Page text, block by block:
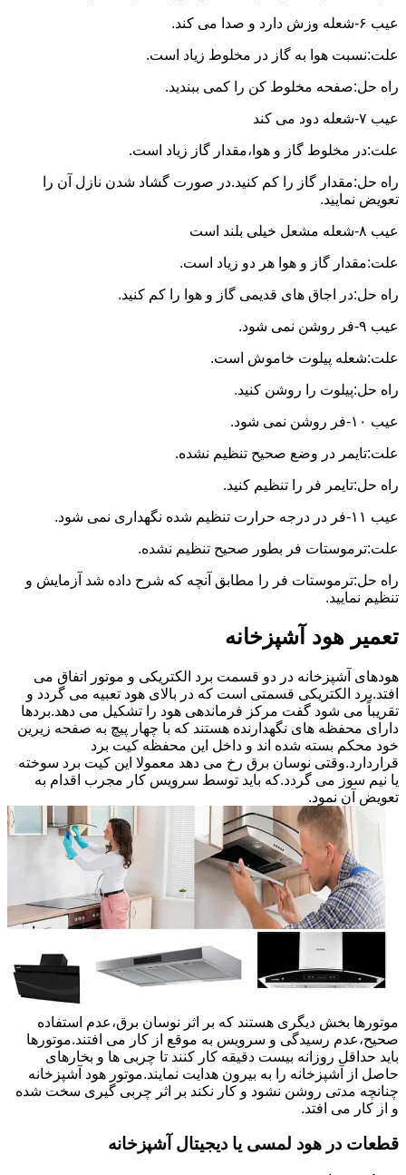
عیب ۶-شعله وزش دارد و صدا می کند.
علت:نسبت هوا به گاز در مخلوط زیاد است.
راه حل:صفحه مخلوط کن را کمی ببندید.
عیب ۷-شعله دود می کند
علت:در مخلوط گاز و هوا،مقدار گاز زیاد است.
راه حل:مقدار گاز را کم کنید.در صورت گشاد شدن نازل آن را
تعویض نمایید.
عیب ۸-شعله مشعل خیلی بلند است
علت:مقدار گاز و هوا هر دو زیاد است.
راه حل:در اجاق های قدیمی گاز و هوا را کم کنید.
عیب ۹-فر روشن نمی شود.
علت:شعله پیلوت خاموش است.
راه حل:پیلوت را روشن کنید.
عیب ۱۰-فر روشن نمی شود.
علت:تایمر در وضع صحیح تنظیم نشده.
راه حل:تایمر فر را تنظیم کنید.
عیب ۱۱-فر در درجه حرارت تنظیم شده نگهداری نمی شود.
علت:ترموستات فر بطور صحیح تنظیم نشده.
راه حل:ترموستات فر را مطابق آنچه که شرح داده شد آزمایش و
تنظیم نمایید.
تعمیر هود آشپزخانه
هودهای آشپزخانه در دو قسمت برد الکتریکی و موتور اتفاق می
افتد.برد الکتریکی قسمتی است که در بالای هود تعبیه می گردد و
تقریباً می شود گفت مرکز فرماندهی هود را تشکیل می دهد.بردها
دارای محفظه های نگهدارنده هستند که با چهار پیچ به صفحه زیرین
خود محکم بسته شده اند و داخل این محفظه کیت برد
قراردارد.وقتی نوسان برق رخ می دهد معمولا این کیت برد سوخته
یا نیم سوز می گردد.که باید توسط سرویس کار مجرب اقدام به
تعویض آن نمود.
موتورها بخش دیگری هستند که بر اثر نوسان برق،عدم استفاده
صحیح،عدم رسیدگی و سرویس به موقع از کار می افتند.موتورها
باید حداقل روزانه بیست دقیقه کار کنند تا چربی ها و بخارهای
حاصل از آشپزخانه را به بیرون هدایت نمایند.موتور هود آشپزخانه
چنانچه مدتی روشن نشود و کار نکند بر اثر چربی گیری سخت شده
و از کار می افتد.
قطعات در هود لمسی یا دیجیتال آشپزخانه